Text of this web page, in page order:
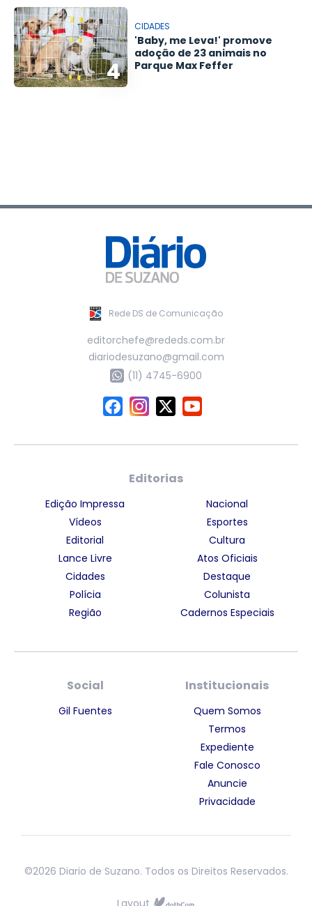
4
CIDADES
'Baby, me Leva!' promove
adoção de 23 animais no
Parque Max Feffer
Rede DS de Comunicação
editorchefe@rededs.com.br
diariodesuzano@gmail.com
(11) 4745-6900
Editorias
Edição Impressa
Vídeos
Editorial
Lance Livre
Cidades
Polícia
Região
Nacional
Esportes
Cultura
Atos Oficiais
Destaque
Colunista
Cadernos Especiais
Social
Gil Fuentes
Institucionais
Quem Somos
Termos
Expediente
Fale Conosco
Anuncie
Privacidade
©2026 Diario de Suzano. Todos os Direitos Reservados.
Layout